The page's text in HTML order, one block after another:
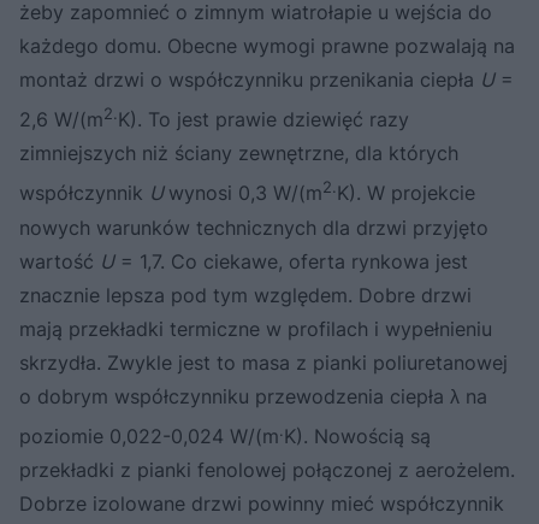
żeby zapomnieć o zimnym wiatrołapie u wejścia do
każdego domu. Obecne wymogi prawne pozwalają na
montaż drzwi o współczynniku przenikania ciepła U=
2,6 W/(m2. K). To jest prawie dziewięć razy
zimniejszych niż ściany zewnętrzne, dla których
współczynnik U wynosi 0,3 W/(m2.K). W projekcie
nowych warunków technicznych dla drzwi przyjęto
wartość U= 1,7. Co ciekawe, oferta rynkowa jest
znacznie lepsza pod tym względem. Dobre drzwi
mają przekładki termiczne w profilach i wypełnieniu
skrzydła. Zwykle jest to masa z pianki poliuretanowej
o dobrym współczynniku przewodzenia ciepła λ na
poziomie 0,022-0,024 W/(m K). Nowością są
przekładki z pianki fenolowej połączonej z aerożelem.
Dobrze izolowane drzwi powinny mieć współczynnik